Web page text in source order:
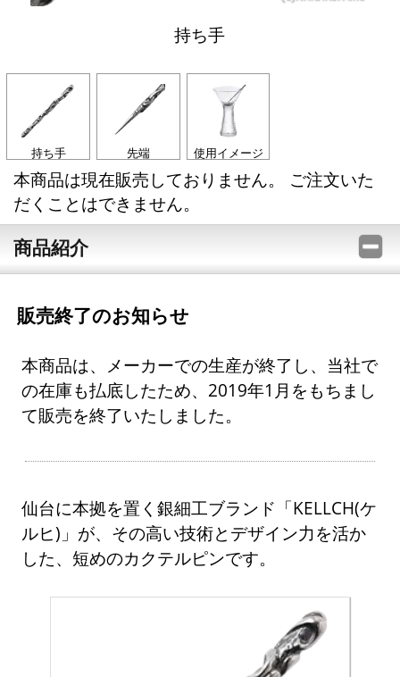
持ち手
持ち手 先端 使用イメージ
本商品は現在販売しておりません。 ご注文いた
だくことはできません。
商品紹介
販売終了のお知らせ
本商品は、メーカーでの生産が終了し、当社で
の在庫も払底したため、2019年1月をもちまし
て販売を終了いたしました。
仙台に本拠を置く銀細工ブランド「KELLCH(ケ
ルヒ)」が、その高い技術とデザイン力を活か
した、短めのカクテルピンです。